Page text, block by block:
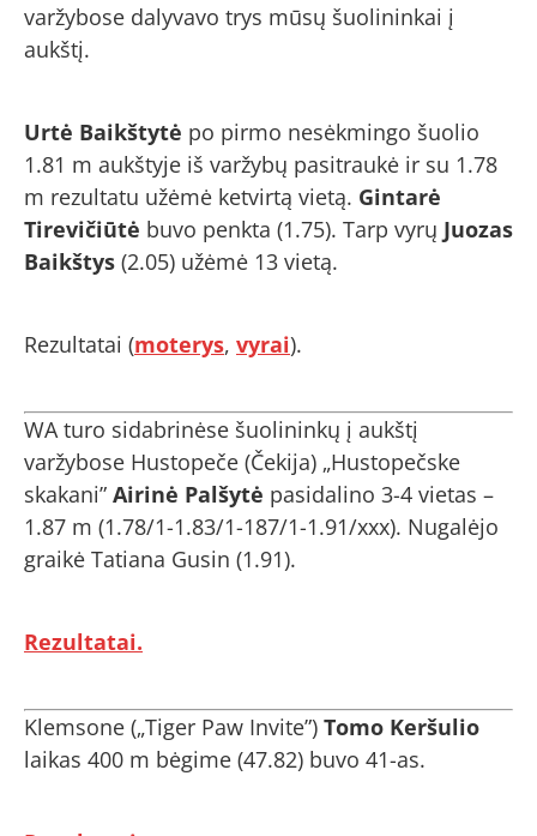
varžybose dalyvavo trys mūsų šuolininkai į
aukštį.
Urtė Baikštytė po pirmo nesėkmingo šuolio
1.81 m aukštyje iš varžybų pasitraukė ir su 1.78
m rezultatu užėmė ketvirtą vietą. Gintarė
Tirevičiūtė buvo penkta (1.75). Tarp vyrų Juozas
Baikštys (2.05) užėmė 13 vietą.
Rezultatai (moterys, vyrai).
WA turo sidabrinėse šuolininkų į aukštį
varžybose Hustopeče (Čekija) „Hustopečske
skakani” Airinė Palšytė pasidalino 3-4 vietas –
1.87 m (1.78/1-1.83/1-187/1-1.91/xxx). Nugalėjo
graikė Tatiana Gusin (1.91).
Rezultatai.
Klemsone („Tiger Paw Invite”) Tomo Keršulio
laikas 400 m bėgime (47.82) buvo 41-as.